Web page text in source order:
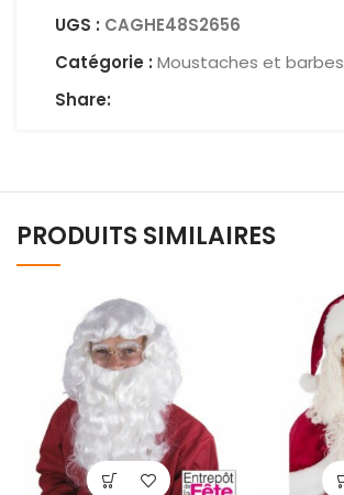
UGS : CAGHE48S2656
Catégorie : Moustaches et barbes
Share:
PRODUITS SIMILAIRES